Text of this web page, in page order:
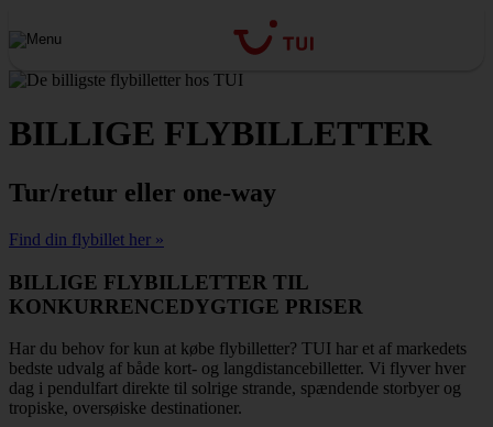
BILLIGE FLYBILLETTER
Tur/retur eller one-way
Find din flybillet her »
BILLIGE FLYBILLETTER TIL
KONKURRENCEDYGTIGE PRISER
Har du behov for kun at købe flybilletter? TUI har et af markedets
bedste udvalg af både kort- og langdistancebilletter. Vi flyver hver
dag i pendulfart direkte til solrige strande, spændende storbyer og
tropiske, oversøiske destinationer.